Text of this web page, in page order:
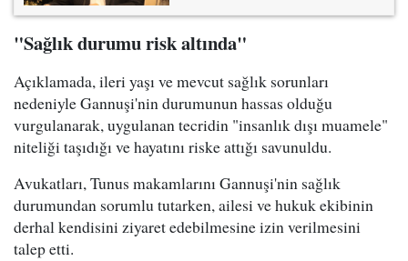
"Sağlık durumu risk altında"
Açıklamada, ileri yaşı ve mevcut sağlık sorunları
nedeniyle Gannuşi'nin durumunun hassas olduğu
vurgulanarak, uygulanan tecridin "insanlık dışı muamele"
niteliği taşıdığı ve hayatını riske attığı savunuldu.
Avukatları, Tunus makamlarını Gannuşi'nin sağlık
durumundan sorumlu tutarken, ailesi ve hukuk ekibinin
derhal kendisini ziyaret edebilmesine izin verilmesini
talep etti.